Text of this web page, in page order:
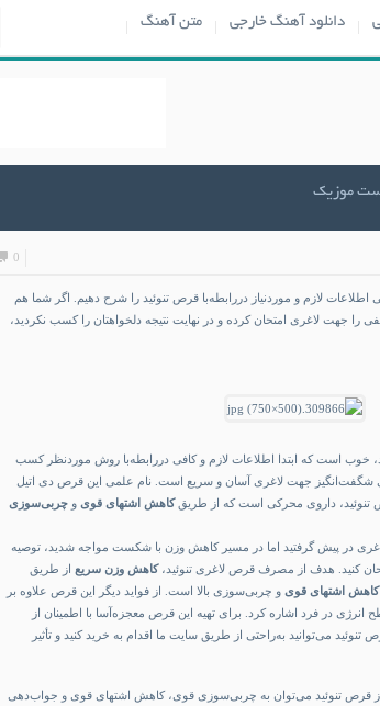
دانلود آهنگ خارجی متن آهنگ
موزیک
0
لازم و موردنیاز دررابطه‌با قرص تنوئید را شرح دهیم. اگر شما هم
را جهت لاغری امتحان کرده و در نهایت نتیجه دلخواهتان را کسب نکردید،
خوب است که ابتدا اطلاعات لازم و کافی دررابطه‌با روش موردنظر کسب
شگفت‌انگیز جهت لاغری آسان و سریع است. نام علمی این قرص دی اتیل
داروی محرکی است که از طریقکاهش اشتهای قوی و چربی‌سوزی
لاغری در پیش گرفتید اما در مسیر کاهش وزن با شکست مواجه شدید، توصیه
کنید. هدف از مصرف قرص لاغری تنوئید،کاهش وزن سریع از طریق
کاهش اشتهای قوی و چربی‌سوزی بالا است. از فواید دیگر این قرص علاوه بر
در فرد اشاره کرد. برای تهیه این قرص معجزه‌آسا با اطمینان از
می‌توانید به‌راحتی از طریق سایت ما اقدام به خرید کنید و تأثیر
قرص تنوئید می‌توان به چربی‌سوزی قوی، کاهش اشتهای قوی و جواب‌دهی